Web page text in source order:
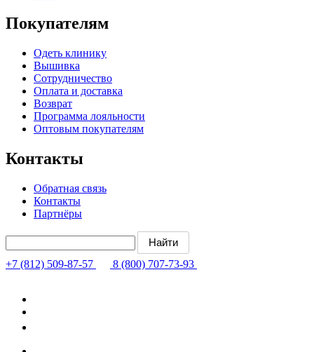
Покупателям
Одеть клинику
Вышивка
Сотрудничество
Оплата и доставка
Возврат
Программа лояльности
Оптовым покупателям
Контакты
Обратная связь
Контакты
Партнёры
+7 (812) 509-87-57 8 (800) 707-73-93